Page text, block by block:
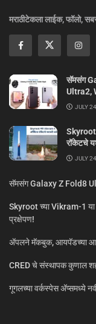
मराठीटेकला लाईक, फॉलो,
सॅमसंग
Ultra2,
JULY
Skyroot
रॉकेटचे
JULY
सॅमसंग Galaxy Z Fold8
Skyroot च्या Vikram-1 या
प्रक्षेपण!
ॲपलने मॅकबुक, आयपॅडच्या आणि
CRED चे संस्थापक कुणाल
गूगलच्या वर्कस्पेस अ‍ॅप्समध्ये